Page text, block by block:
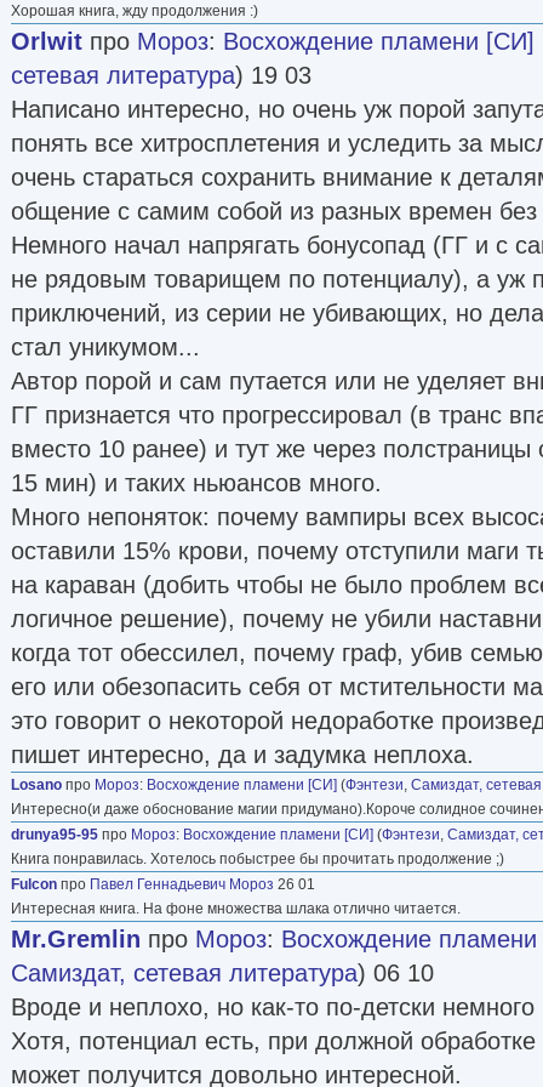
Хорошая книга, жду продолжения :)
Orlwit про Мороз: Восхождение пламени [СИ]
сетевая литература) 19 03
Написано интересно, но очень уж порой
понять все хитросплетения и уследить за
очень стараться сохранить внимание к
общение с самим собой из разных времен без
Немного начал напрягать бонусопад (ГГ и с
не рядовым товарищем по потенциалу), а уж
приключений, из серии не убивающих, но
стал уникумом...
Автор порой и сам путается или не уделяет
ГГ признается что прогрессировал (в транс
вместо 10 ранее) и тут же через
15 мин) и таких ньюансов много.
Много непоняток: почему вампиры всех
оставили 15% крови, почему отступили маги
на караван (добить чтобы не было проблем
логичное решение), почему не убили
когда тот обессилел, почему граф, убив
его или обезопасить себя от мстительности
это говорит о некоторой недоработке
пишет интересно, да и задумка неплоха.
Losano про Мороз: Восхождение пламени [СИ] (Фэнтези, Самиздат,
Интересно(и даже обоснование магии придумано).Короче солидное
drunya95-95 про Мороз: Восхождение пламени [СИ] (Фэнтези, Самиздат,
Книга понравилась. Хотелось побыстрее бы прочитать продолжение ;)
Fulcon про Павел Геннадьевич Мороз 26 01
Интересная книга. На фоне множества шлака отлично читается.
Mr.Gremlin про Мороз: Восхождение
Самиздат, сетевая литература) 06 10
Вроде и неплохо, но как-то по-детски
Хотя, потенциал есть, при должной
может получится довольно интересной.